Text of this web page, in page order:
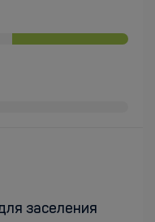
заселения